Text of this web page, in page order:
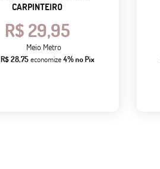
CARPINTEIRO
R$ 29,95
Meio Metro
R$ 28,75economize4% no Pix